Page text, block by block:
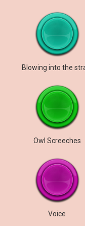
Blowing into the
Owl Screeches
Voice